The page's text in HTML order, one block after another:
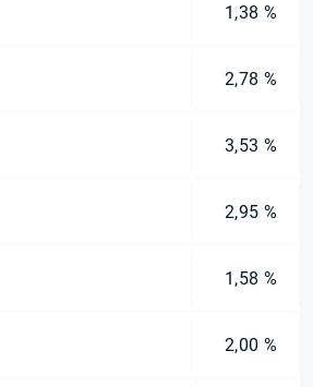
1,38 %
2,78 %
3,53 %
2,95 %
1,58 %
2,00 %